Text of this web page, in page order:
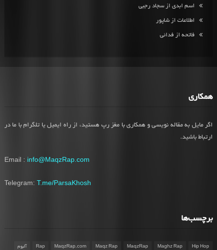
اسم ابدی از سجاد رجبی
اطلاعات از شاپور
فاتحه از فدائی
همکاری
اگر مایل به مقاله نویسی و همکاری با مغز رپ هستید، از راه ایمیل یا تلگرام با ما در
ارتباط باشید.
Email : info@MaqzRap.com
Telegram: T.me/ParsaKhosh
برچسب‌ها
Hip Hop
Maghz Rap
MaqzRap
Maqz Rap
MaqzRap.com
Rap آلبوم